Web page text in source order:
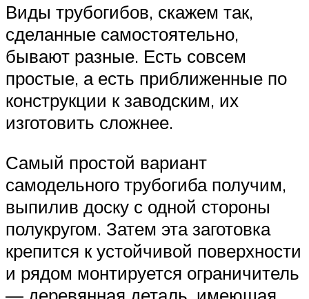
Виды трубогибов, скажем так,
сделанные самостоятельно,
бывают разные. Есть совсем
простые, а есть приближенные по
конструкции к заводским, их
изготовить сложнее.
Самый простой вариант
самодельного трубогиба получим,
выпилив доску с одной стороны
полукругом. Затем эта заготовка
крепится к устойчивой поверхности
и рядом монтируется ограничитель